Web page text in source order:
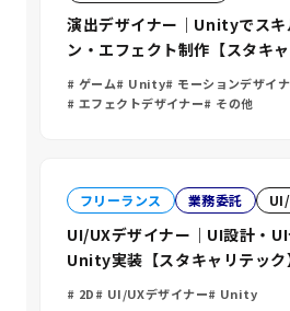
演出デザイナー｜Unityでスキ
ン・エフェクト制作【スタキャ
ゲーム Unity
モーションデザイ
エフェクトデザイナー
その他
フリーランス 業務委託
UI/UXデザイナー｜UI設計・UI
Unity実装【スタキャリテック
2D UI/UXデザイナー Unity